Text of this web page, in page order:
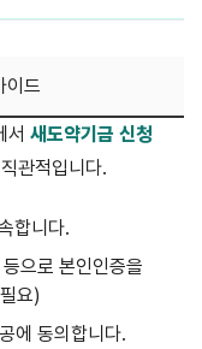
이드
서 새도약기금 신청
관적입니다.
합니다.
으로 본인인증을
요)
에 동의합니다.